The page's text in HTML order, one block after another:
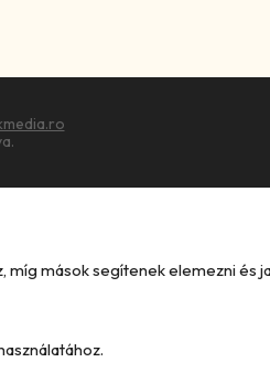
mások segítenek elemezni és